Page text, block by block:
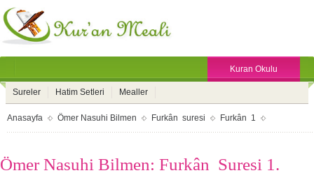
Kuran Okulu
Sureler Hatim Setleri Mealler
Anasayfa Ömer Nasuhi Bilmen Furkân suresi Furkân 1
Ömer Nasuhi Bilmen: Furkân Suresi 1.